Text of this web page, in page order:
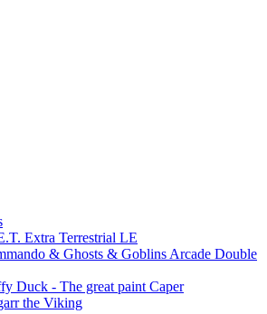
Extra Terrestrial LE
& Ghosts & Goblins Arcade Double
Duck - The great paint Caper
the Viking